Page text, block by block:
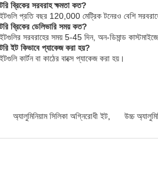
ব্রিকের সরবরাহ ক্ষমতা কত?
ইটগুলি প্রতি বছর 120,000 মেট্রিক টনেরও বেশি
ব্রিকের ডেলিভারি সময় কত?
ইটগুলির সরবরাহের সময় 5-45 দিন, অন-ডিমান্ড
ইট কিভাবে প্যাকেজ করা হয়?
ইটগুলি কার্টন বা কাঠের বাক্সে প্যাকেজ করা হয়।